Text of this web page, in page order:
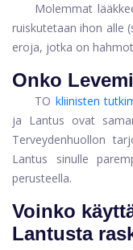
Molemmat
ruiskutetaan ihon alle
eroja, jotka on
Onko
TO kliinisten
ja Lantus ovat
Terveydenhuollon
Lantus sinulle
perusteella.
Voinko
Lantusta